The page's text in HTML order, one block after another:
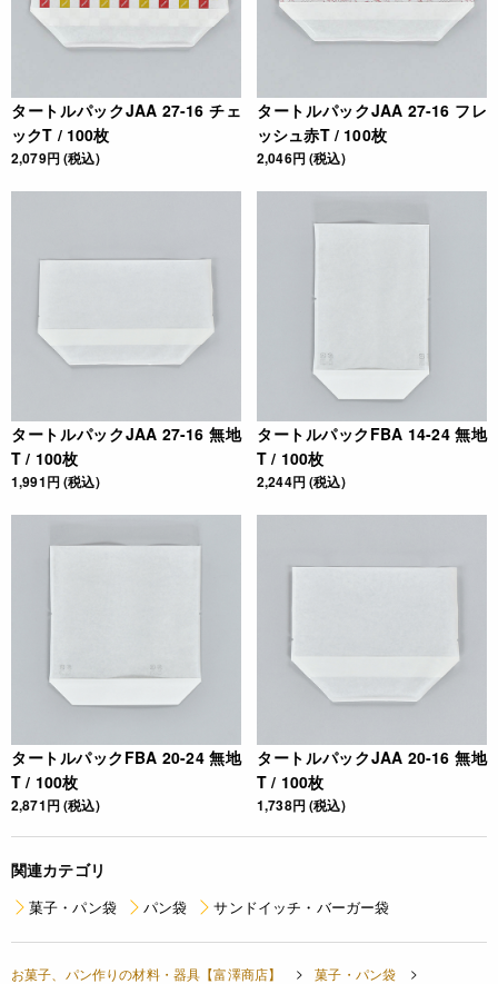
タートルパックJAA 27-16 チェ
ックT / 100枚
2,079円 (税込)
タートルパックJAA 27-16 フレ
ッシュ赤T / 100枚
2,046円 (税込)
タートルパックJAA 27-16 無地
T / 100枚
1,991円 (税込)
タートルパックFBA 14-24 無地
T / 100枚
2,244円 (税込)
タートルパックFBA 20-24 無地
T / 100枚
2,871円 (税込)
タートルパックJAA 20-16 無地
T / 100枚
1,738円 (税込)
関連カテゴリ
菓子・パン袋 パン袋 サンドイッチ・バーガー袋
お菓子、パン作りの材料・器具【富澤商店】 菓子・パン袋